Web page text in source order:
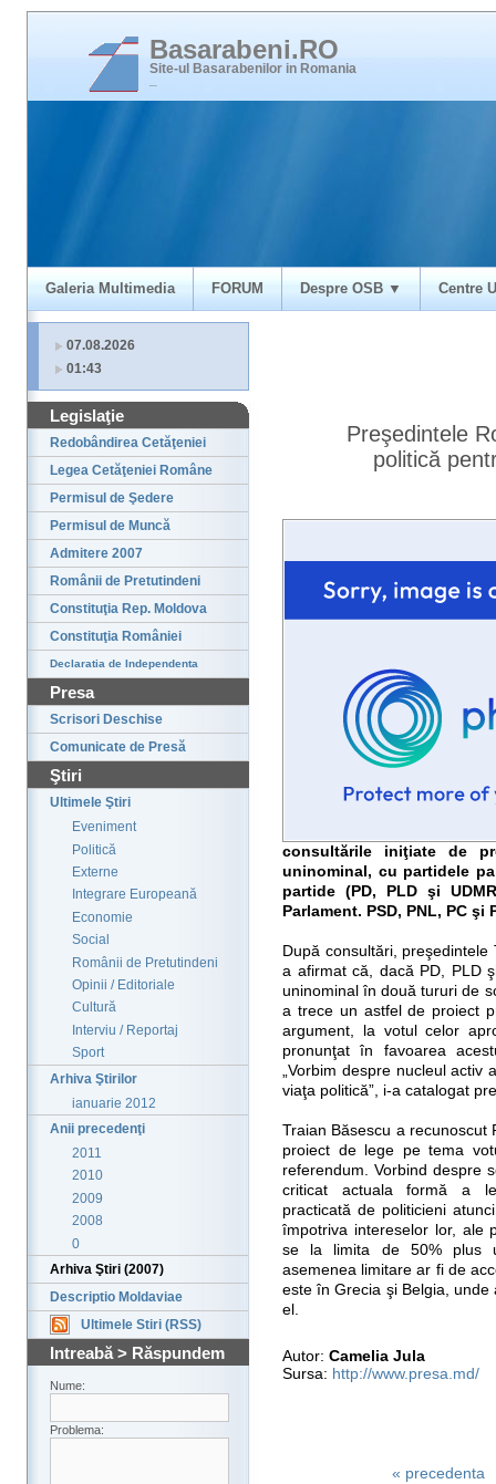
Basarabeni.RO
Site-ul Basarabenilor in Romania
Galeria Multimedia FORUM Despre OSB ▼ Centre
07.08.2026
01:43
Legislaţie
Redobândirea Cetăţeniei
Legea Cetăţeniei Române
Permisul de Şedere
Permisul de Muncă
Admitere 2007
Românii de Pretutindeni
Constituţia Rep. Moldova
Constituţia României
Declaratia de Independenta
Presa
Scrisori Deschise
Comunicate de Presă
Ştiri
Ultimele Ştiri
Eveniment
Politică
Externe
Integrare Europeană
Economie
Social
Românii de Pretutindeni
Opinii / Editoriale
Cultură
Interviu / Reportaj
Sport
Arhiva Ştirilor
ianuarie 2012
Anii precedenţi
2011
2010
2009
2008
0
Arhiva Ştiri (2007)
Descriptio Moldaviae
Ultimele Stiri (RSS)
Intreabă > Răspundem
Nume:
Problema:
Preşedintele
politică
consultările iniţiate de
uninominal, cu partidele
partide (PD, PLD şi
Parlament. PSD, PNL, PC
După consultări,
a afirmat că, dacă PD, PLD
uninominal în două tururi de
a trece un astfel de proiect
argument, la votul celor
pronunţat în favoarea
„Vorbim despre nucleul
viaţa politică”, i-a catalogat
Traian Băsescu a recunoscut
proiect de lege pe tema
referendum. Vorbind despre
criticat actuala formă a
practicată de politicieni
împotriva intereselor lor, ale
se la limita de 50% plus
asemenea limitare ar fi de
este în Grecia şi Belgia, unde
el.
Autor: Camelia Jula
Sursa: http://www.presa.md/
« precedenta